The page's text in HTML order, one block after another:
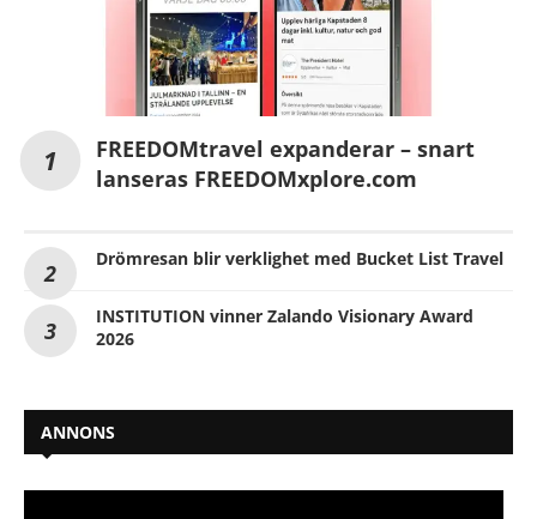
FREEDOMtravel expanderar – snart
lanseras FREEDOMxplore.com
Drömresan blir verklighet med Bucket List Travel
INSTITUTION vinner Zalando Visionary Award
2026
ANNONS